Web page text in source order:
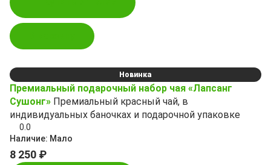
Новинка
Премиальный подарочный набор чая «Лапсанг
Сушонг» Премиальный красный чай, в
индивидуальных баночках и подарочной упаковке
0.0
Наличие: Мало
8 250 ₽